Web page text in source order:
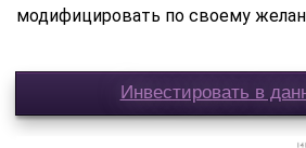
модифицировать по своему
Инвестировать в